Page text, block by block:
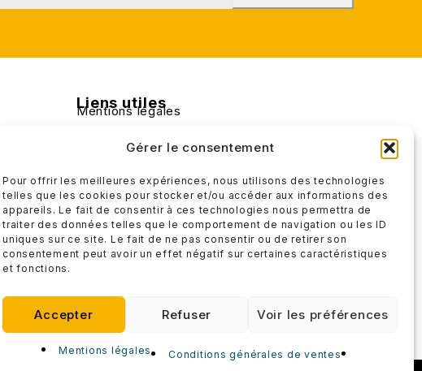
Gérer le consentement
Pour offrir les meilleures expériences, nous utilisons des technologies
telles que les cookies pour stocker et/ou accéder aux informations des
appareils. Le fait de consentir à ces technologies nous permettra de
traiter des données telles que le comportement de navigation ou les ID
uniques sur ce site. Le fait de ne pas consentir ou de retirer son
consentement peut avoir un effet négatif sur certaines caractéristiques
et fonctions.
Accepter Refuser Voir les préférences
Mentions légales Conditions générales de ventes
Liens utiles
Mentions légales
Conditions générales de ventes